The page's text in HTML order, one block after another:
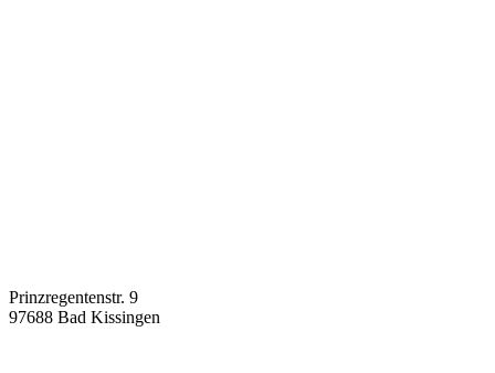
Prinzregentenstr. 9
97688 Bad Kissingen